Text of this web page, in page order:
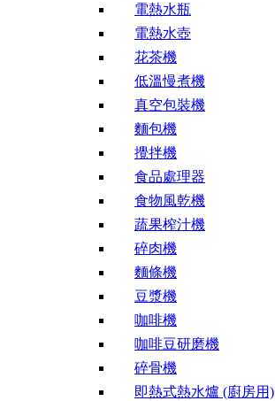
電熱水瓶
電熱水壺
花茶機
低溫慢煮機
真空包裝機
麵包機
攪拌機
食品處理器
食物風乾機
蔬果榨汁機
碎肉機
麵條機
豆漿機
咖啡機
咖啡豆研磨機
碎骨機
即熱式熱水爐 (廚房用)